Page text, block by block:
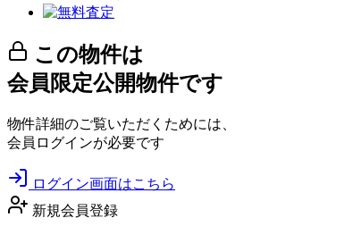
この物件は
会員限定公開物件です
物件詳細のご覧いただくためには、
会員ログインが必要です
ログイン画面はこちら
新規会員登録